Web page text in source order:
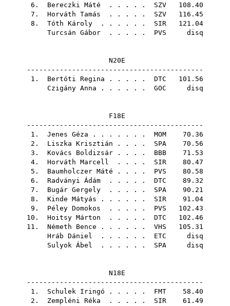
6. Bereczki Máté . . . . . SZV 108.40
7. Horváth Tamás . . . . . SZV 116.45
8. Tóth Károly . . . . . . SIR 121.04
Turcsán Gábor . . . . . PVS disq
N20E
-------------------------------------------
1. Bertóti Regina . . . . . DTC 101.56
Czigány Anna . . . . . . GOC disq
F18E
-------------------------------------------
1. Jenes Géza . . . . . . . MOM 70.36
2. Liszka Krisztián . . . . SPA 70.56
3. Kovács Boldizsár . . . . BBB 71.53
4. Horváth Marcell . . . . SIR 80.47
5. Baumholczer Máté . . . . PVS 80.58
6. Radványi Ádám . . . . . DTC 89.32
7. Bugár Gergely . . . . . SPA 90.21
8. Kinde Mátyás . . . . . . SIR 91.04
9. Péley Domokos . . . . . PVS 102.43
10. Hoitsy Márton . . . . . DTC 102.46
11. Németh Bence . . . . . . VHS 105.31
Hráb Dániel . . . . . . ETC disq
Sulyok Ábel . . . . . . SPA disq
N18E
-------------------------------------------
1. Schulek Iringó . . . . . FMT 58.40
2. Zempléni Réka . . . . . SIR 61.49